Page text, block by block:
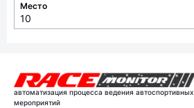
Место
10
автоматизация процесса ведения автоспортивных
мероприятий